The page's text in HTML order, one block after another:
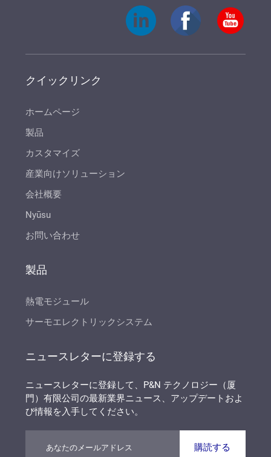
クイックリンク
ホームページ
製品
カスタマイズ
産業向けソリューション
会社概要
Nyūsu
お問い合わせ
製品
熱電モジュール
サーモエレクトリックシステム
ニュースレターに登録する
ニュースレターに登録して、P&N テクノロジー（厦
門）有限公司の最新業界ニュース、アップデートおよ
び情報を入手してください。
購読する